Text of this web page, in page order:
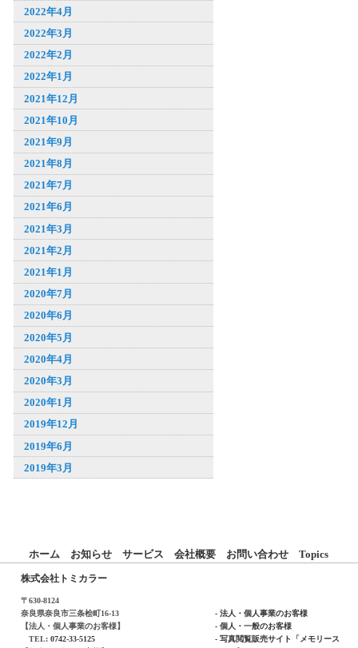
2022年4月
2022年3月
2022年2月
2022年1月
2021年12月
2021年10月
2021年9月
2021年8月
2021年7月
2021年6月
2021年3月
2021年2月
2021年1月
2020年7月
2020年6月
2020年5月
2020年4月
2020年3月
2020年1月
2019年12月
2019年6月
2019年3月
ホーム お知らせ サービス 会社概要 お問い合わせ Topics
株式会社トミカラー
〒630-8124
奈良県奈良市三条桧町16-13
【法人・個人事業のお客様】
TEL: 0742-33-5125
- 法人・個人事業のお客様
- 個人・一般のお客様
- 写真閲覧販売サイト「メモリース